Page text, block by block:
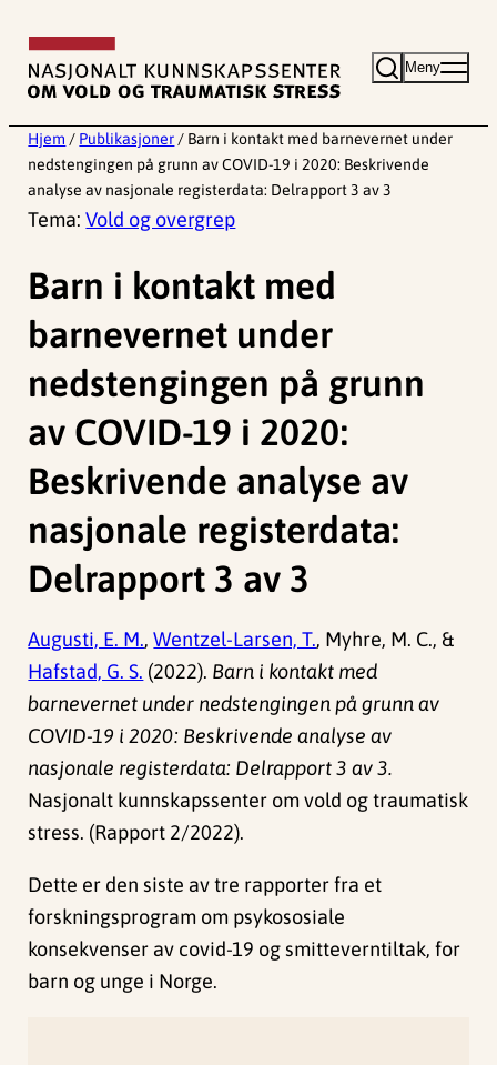
innhold
Meny
Hjem / Publikasjoner / Barn i kontakt med barnevernet under
nedstengingen på grunn av COVID-19 i 2020: Beskrivende
analyse av nasjonale registerdata: Delrapport 3 av 3
Tema:Vold og overgrep
Barn i kontakt med
barnevernet under
nedstengingen på grunn
av COVID-19 i 2020:
Beskrivende analyse av
nasjonale registerdata:
Delrapport 3 av 3
Augusti, E. M.,Wentzel-Larsen, T., Myhre, M. C., &
Hafstad, G. S. (2022). Barn i kontakt med
barnevernet under nedstengingen på grunn av
COVID-19 i 2020: Beskrivende analyse av
nasjonale registerdata: Delrapport 3 av 3.
Nasjonalt kunnskapssenter om vold og traumatisk
stress. (Rapport 2/2022).
Dette er den siste av tre rapporter fra et
forskningsprogram om psykososiale
konsekvenser av covid-19 og smitteverntiltak, for
barn og unge i Norge.